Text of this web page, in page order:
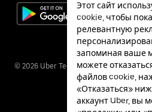
© 2026 Uber Technologies Inc.
Этот сайт
cookie, чтобы
релевантную
запоминая ваше
можете
файлов cookie,
«Отказаться»
аккаунт Uber, вы